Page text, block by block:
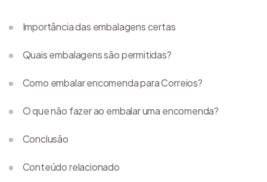
Importância das embalagens certas
Quais embalagens são permitidas?
Como embalar encomenda para Correios?
O que não fazer ao embalar uma encomenda?
Conclusão
Conteúdo relacionado